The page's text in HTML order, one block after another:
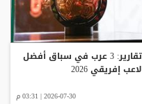
تقارير: 3 عرب في سباق أفضل
لاعب إفريقي 2026
2026-07-30 | 03:31 م